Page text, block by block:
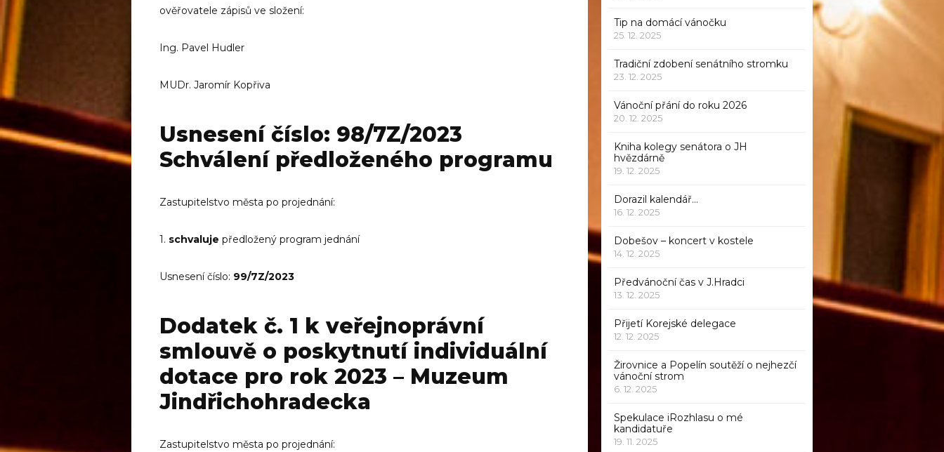
ověřovatele zápisů ve složení:
Ing. Pavel Hudler
MUDr. Jaromír Kopřiva
Usnesení číslo: 98/7Z/2023
Schválení předloženého programu
Zastupitelstvo města po projednání:
1. schvaluje předložený program jednání
Usnesení číslo: 99/7Z/2023
Dodatek č. 1 k veřejnoprávní
smlouvě o poskytnutí individuální
dotace pro rok 2023 – Muzeum
Jindřichohradecka
Zastupitelstvo města po projednání:
Tip na domácí vánočku
25. 12. 2025
Tradiční zdobení senátního stromku
23. 12. 2025
Vánoční přání do roku 2026
20. 12. 2025
Kniha kolegy senátora o JH
hvězdárně
19. 12. 2025
Dorazil kalendář…
16. 12. 2025
Dobešov – koncert v kostele
14. 12. 2025
Předvánoční čas v J.Hradci
13. 12. 2025
Přijetí Korejské delegace
12. 12. 2025
Žirovnice a Popelín soutěží o nejhezčí
vánoční strom
6. 12. 2025
Spekulace iRozhlasu o mé
kandidatuře
19. 11. 2025